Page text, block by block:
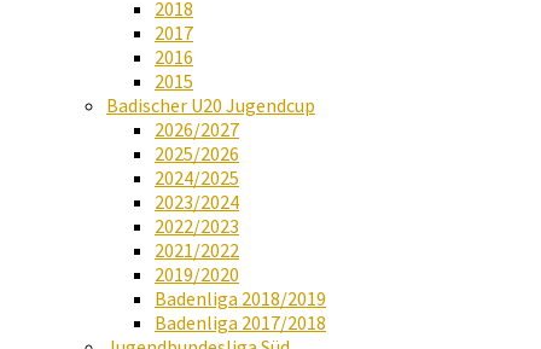
2018
2017
2016
2015
Badischer U20 Jugendcup
2026/2027
2025/2026
2024/2025
2023/2024
2022/2023
2021/2022
2019/2020
Badenliga 2018/2019
Badenliga 2017/2018